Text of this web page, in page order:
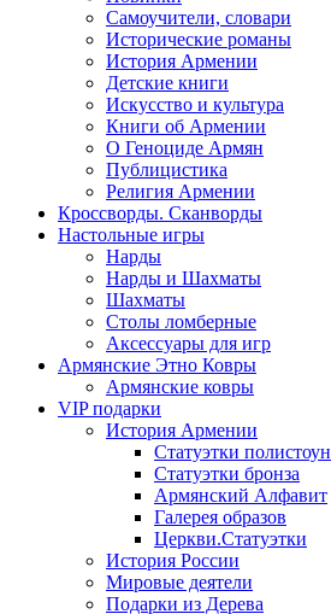
Самоучители, словари
Исторические романы
История Армении
Детские книги
Иcкусство и культура
Книги об Армении
О Геноциде Армян
Публицистика
Религия Армении
Кроссворды. Сканворды
Настольные игры
Нарды
Нарды и Шахматы
Шахматы
Столы ломберные
Аксессуары для игр
Армянские Этно Ковры
Армянские ковры
VIP подарки
История Армении
Статуэтки полистоун
Статуэтки бронза
Армянский Алфавит
Галерея образов
Церкви.Статуэтки
История России
Мировые деятели
Подарки из Дерева